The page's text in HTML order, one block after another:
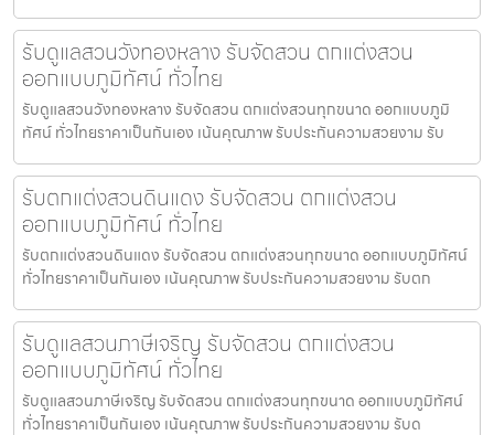
รับดูแลสวนวังทองหลาง รับจัดสวน ตกแต่งสวน
ออกแบบภูมิทัศน์ ทั่วไทย
รับดูแลสวนวังทองหลาง รับจัดสวน ตกแต่งสวนทุกขนาด ออกแบบภูมิ
ทัศน์ ทั่วไทยราคาเป็นกันเอง เน้นคุณภาพ รับประกันความสวยงาม รับ
รับตกแต่งสวนดินแดง รับจัดสวน ตกแต่งสวน
ออกแบบภูมิทัศน์ ทั่วไทย
รับตกแต่งสวนดินแดง รับจัดสวน ตกแต่งสวนทุกขนาด ออกแบบภูมิทัศน์
ทั่วไทยราคาเป็นกันเอง เน้นคุณภาพ รับประกันความสวยงาม รับตก
รับดูแลสวนภาษีเจริญ รับจัดสวน ตกแต่งสวน
ออกแบบภูมิทัศน์ ทั่วไทย
รับดูแลสวนภาษีเจริญ รับจัดสวน ตกแต่งสวนทุกขนาด ออกแบบภูมิทัศน์
ทั่วไทยราคาเป็นกันเอง เน้นคุณภาพ รับประกันความสวยงาม รับด